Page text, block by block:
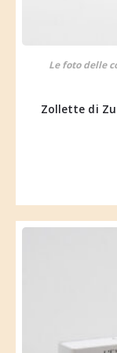
Le foto delle
Zollette di